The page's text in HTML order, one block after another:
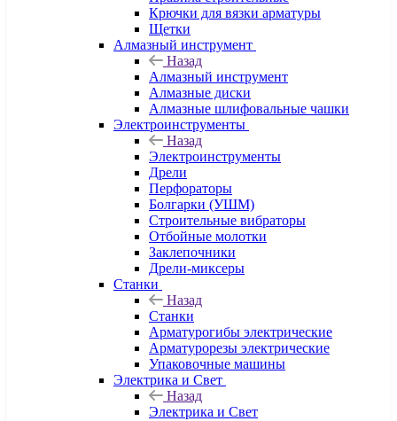
Крючки для вязки арматуры
Щетки
Алмазный инструмент
Назад
Алмазный инструмент
Алмазные диски
Алмазные шлифовальные чашки
Электроинструменты
Назад
Электроинструменты
Дрели
Перфораторы
Болгарки (УШМ)
Строительные вибраторы
Отбойные молотки
Заклепочники
Дрели-миксеры
Станки
Назад
Станки
Арматурогибы электрические
Арматурорезы электрические
Упаковочные машины
Электрика и Свет
Назад
Электрика и Свет